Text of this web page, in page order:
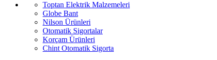
Toptan Elektrik Malzemeleri
Globe Bant
Nilson Ürünleri
Otomatik Sigortalar
Korçam Ürünleri
Chint Otomatik Sigorta